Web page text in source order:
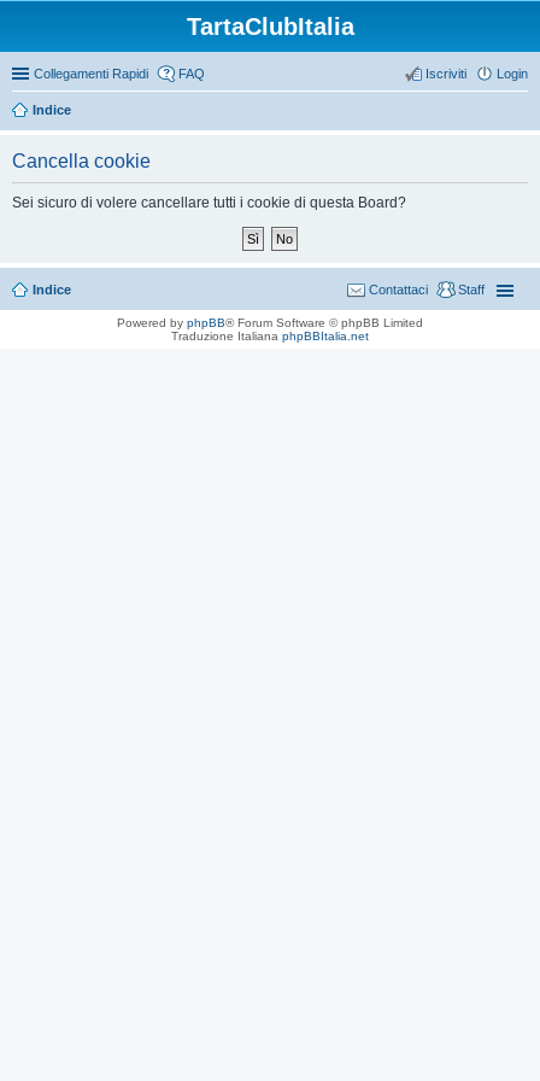
TartaClubItalia
Collegamenti Rapidi FAQ Login
Iscriviti
Indice
Cancella cookie
Sei sicuro di volere cancellare tutti i cookie di questa Board?
Indice Staff
Contattaci
Powered by phpBB® Forum Software © phpBB Limited
Traduzione Italiana phpBBItalia.net